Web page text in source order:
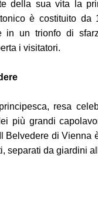
della sua vita la
è costituito da
in un trionfo di
i visitatori.
resa
più grandi
Belvedere di Vienna
separati da giardini